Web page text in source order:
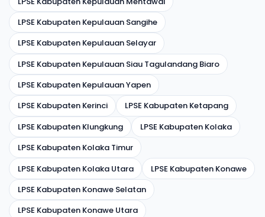
LPSE Kabupaten Kepulauan Sangihe
LPSE Kabupaten Kepulauan Selayar
LPSE Kabupaten Kepulauan Siau Tagulandang Biaro
LPSE Kabupaten Kepulauan Yapen
LPSE Kabupaten Kerinci
LPSE Kabupaten Ketapang
LPSE Kabupaten Klungkung
LPSE Kabupaten Kolaka
LPSE Kabupaten Kolaka Timur
LPSE Kabupaten Kolaka Utara
LPSE Kabupaten Konawe
LPSE Kabupaten Konawe Selatan
LPSE Kabupaten Konawe Utara